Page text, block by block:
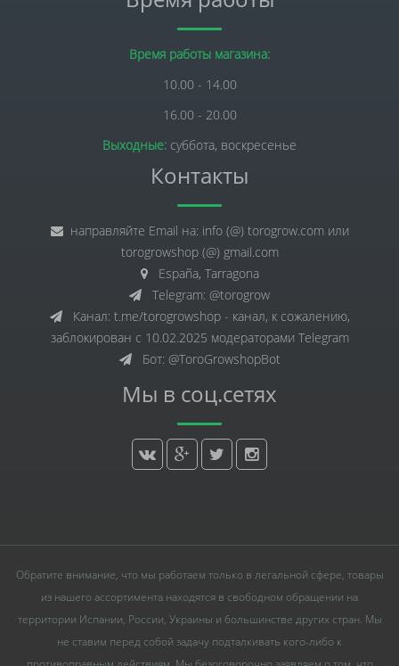
Время работы магазина:
10.00 - 14.00
16.00 - 20.00
Выходные: суббота, воскресенье
Контакты
направляйте Email на: info (@) torogrow.com или
torogrowshop (@) gmail.com
España, Tarragona
Telegram: @torogrow
Канал: t.me/torogrowshop - канал, к сожалению,
заблокирован с 10.02.2025 модераторами Telegram
Бот: @ToroGrowshopBot
Мы в соц.сетях
Обратите внимание, что мы работаем только в легальной сфере, товары
из нашего ассортимента находятся в свободном обращении на
территории Испании, России, Украины и большинстве других стран. Мы
не ставим перед собой задачу подталкивать кого-либо к